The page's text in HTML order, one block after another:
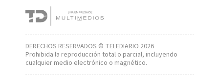
DERECHOS RESERVADOS © TELEDIARIO 2026
Prohibida la reproducción total o parcial, incluyendo
cualquier medio electrónico o magnético.